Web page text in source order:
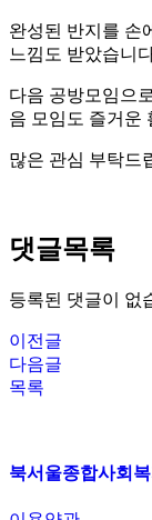
완성된 반지를 손
느낌도 받았습니
다음 공방모임으
음 모임도 즐거운
많은 관심 부탁드
댓글목록
등록된 댓글이 없
이전글
다음글
목록
북서울종합사회